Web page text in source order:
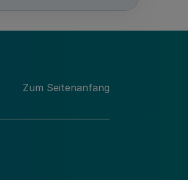
das Land
Zum Seitenanfang